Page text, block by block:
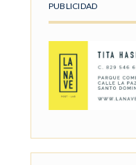
PUBLICIDAD